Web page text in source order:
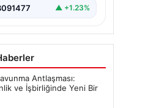
▲ +1.23%
Antlaşması:
ve İşbirliğinde Yeni Bir